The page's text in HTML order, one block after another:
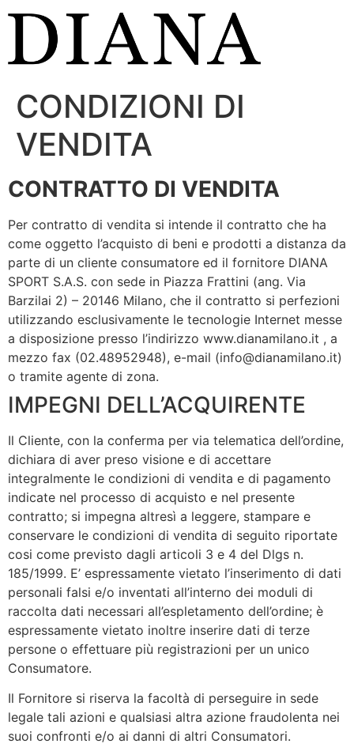
contenuto
CONDIZIONI DI
VENDITA
CONTRATTO DI VENDITA
Per contratto di vendita si intende il contratto che ha
come oggetto l’acquisto di beni e prodotti a distanza da
parte di un cliente consumatore ed il fornitore DIANA
SPORT S.A.S. con sede in Piazza Frattini (ang. Via
Barzilai 2) – 20146 Milano, che il contratto si perfezioni
utilizzando esclusivamente le tecnologie Internet messe
a disposizione presso l’indirizzo www.dianamilano.it , a
mezzo fax (02.48952948), e-mail (info@dianamilano.it)
o tramite agente di zona.
IMPEGNI DELL’ACQUIRENTE
Il Cliente, con la conferma per via telematica dell’ordine,
dichiara di aver preso visione e di accettare
integralmente le condizioni di vendita e di pagamento
indicate nel processo di acquisto e nel presente
contratto; si impegna altresì a leggere, stampare e
conservare le condizioni di vendita di seguito riportate
cosi come previsto dagli articoli 3 e 4 del Dlgs n.
185/1999. E’ espressamente vietato l’inserimento di dati
personali falsi e/o inventati all’interno dei moduli di
raccolta dati necessari all’espletamento dell’ordine; è
espressamente vietato inoltre inserire dati di terze
persone o effettuare più registrazioni per un unico
Consumatore.
Il Fornitore si riserva la facoltà di perseguire in sede
legale tali azioni e qualsiasi altra azione fraudolenta nei
suoi confronti e/o ai danni di altri Consumatori.